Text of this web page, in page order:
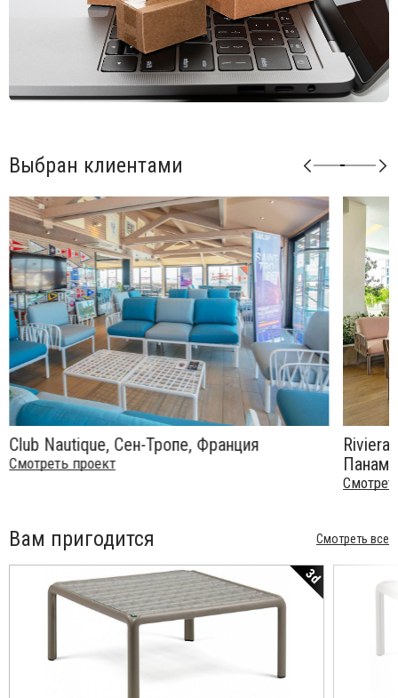
Возможные цвета подушек из ткани Sunbrella: синий
(adriatic), лед (ghiaccio), авокадо (avocado), джунгли
(giungla), холст (canvas).
Возможные цвета подушек из ткани TECH: панама
(panama).
Открыть технические характеристики
Открыть инструкцию по сборке.
Можно докупать модули и корректировать размеры
мебели под необходимые размеры. Элементы серии
Кomodo комбинируются между собой в любой
последовательности, создавая индивидуальные решения
для Вашего интерьера.
Выбран клиентами
Club Nautique, Сен-Тропе, Франция
Смотреть проект
Riviera
Панама
Вам пригодится Смотреть все
3d